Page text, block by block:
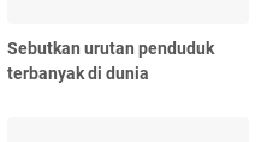
Sebutkan urutan penduduk
terbanyak di dunia